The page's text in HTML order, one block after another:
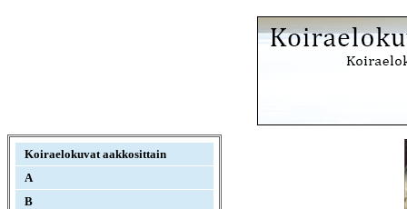
Koiraelokuvat aakkosittain
A
B